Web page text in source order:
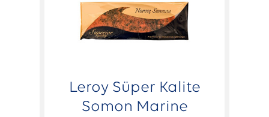
Leroy Süper Kalite
Somon Marine